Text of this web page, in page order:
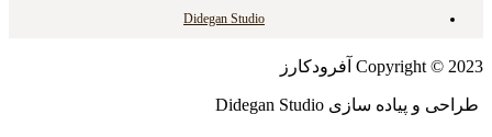
Didegan Studio
Copyright © 2023 آفرودکارز
طراحی و پیاده سازی Didegan Studio